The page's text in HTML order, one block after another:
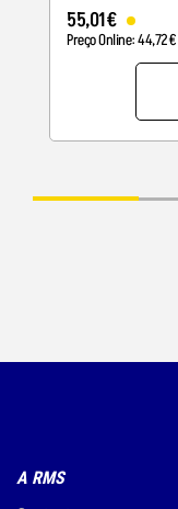
55,01€
Preço Online:44,72€
A RMS